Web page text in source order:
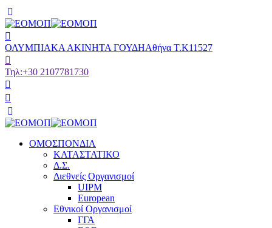
ΟΛΥΜΠΙΑΚΑ ΑΚΙΝΗΤΑ ΓΟΥΔΗΑθήνα Τ.Κ11527
Τηλ:+30 2107781730
ΟΜΟΣΠΟΝΔΙΑ
ΚΑΤΑΣΤΑΤΙΚΟ
Δ.Σ.
Διεθνείς Οργανισμοί
UIPM
European
Εθνικοί Οργανισμοί
ΓΓΑ